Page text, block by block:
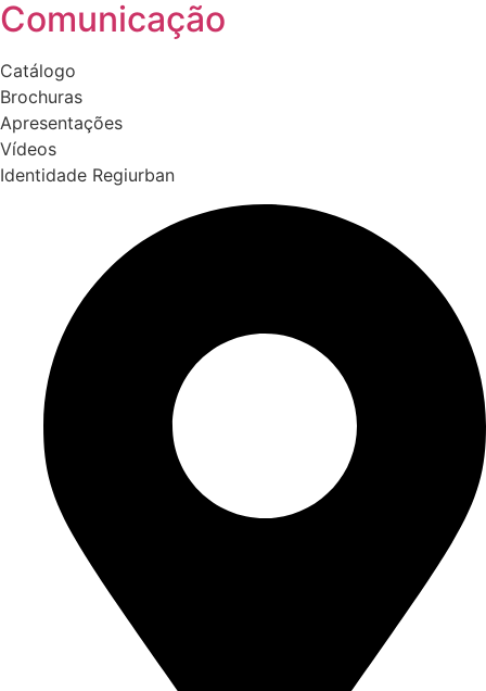
Comunicação
Catálogo
Brochuras
Apresentações
Vídeos
Identidade Regiurban